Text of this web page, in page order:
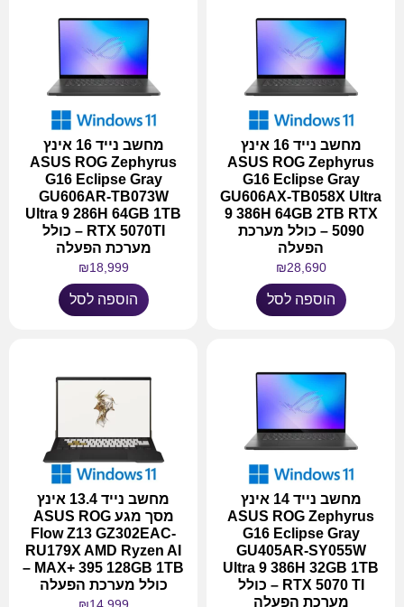
מחשב נייד 16 אינץ
ASUS ROG Zephyrus
G16 Eclipse Gray
GU606AX-TB058X Ultra
9 386H 64GB 2TB RTX
5090 – כולל מערכת
הפעלה
₪28,690
הוספה לסל
מחשב נייד 16 אינץ
ASUS ROG Zephyrus
G16 Eclipse Gray
GU606AR-TB073W
Ultra 9 286H 64GB 1TB
RTX 5070TI – כולל
מערכת הפעלה
₪18,999
הוספה לסל
מחשב נייד 14 אינץ
ASUS ROG Zephyrus
G16 Eclipse Gray
GU405AR-SY055W
Ultra 9 386H 32GB 1TB
RTX 5070 TI – כולל
מערכת הפעלה
מחשב נייד 13.4 אינץ
מסך מגע ASUS ROG
Flow Z13 GZ302EAC-
RU179X AMD Ryzen AI
MAX+ 395 128GB 1TB –
כולל מערכת הפעלה